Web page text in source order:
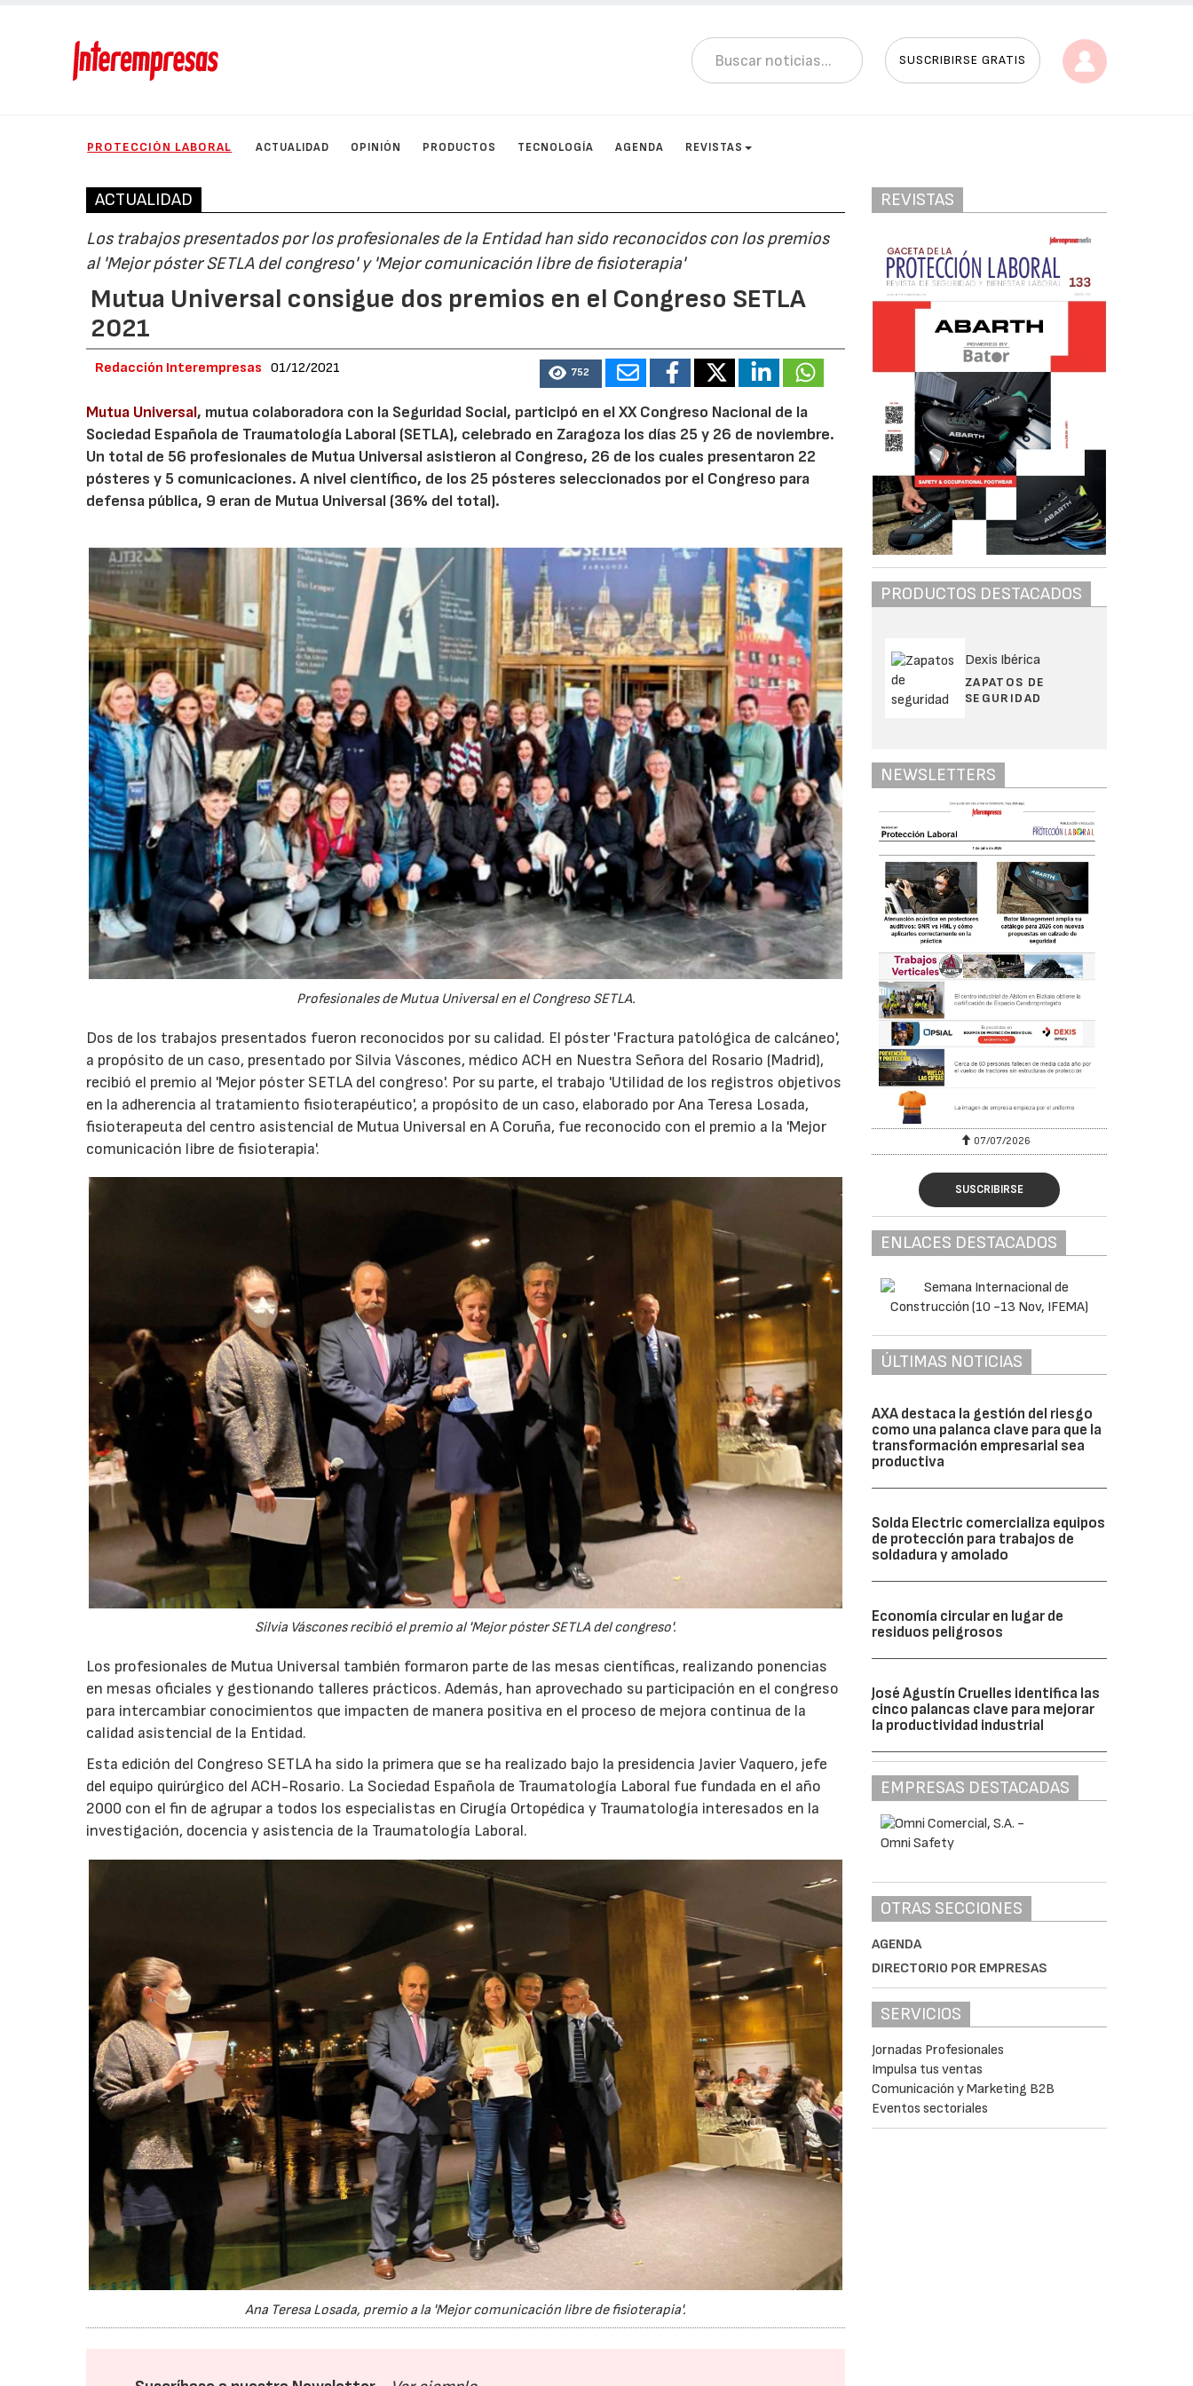
SUSCRIBIRSE GRATIS
PROTECCIÓN LABORAL ACTUALIDAD OPINIÓN PRODUCTOS TECNOLOGÍA AGENDA REVISTAS
ACTUALIDAD
Los trabajos presentados por los profesionales de la Entidad han sido reconocidos con los premios
al 'Mejor póster SETLA del congreso' y 'Mejor comunicación libre de fisioterapia'
Mutua Universal consigue dos premios en el Congreso SETLA
2021
Redacción Interempresas 01/12/2021 752
Mutua Universal, mutua colaboradora con la Seguridad Social, participó en el XX Congreso Nacional de la
Sociedad Española de Traumatología Laboral (SETLA), celebrado en Zaragoza los días 25 y 26 de noviembre.
Un total de 56 profesionales de Mutua Universal asistieron al Congreso, 26 de los cuales presentaron 22
pósteres y 5 comunicaciones. A nivel científico, de los 25 pósteres seleccionados por el Congreso para
defensa pública, 9 eran de Mutua Universal (36% del total).
Profesionales de Mutua Universal en el Congreso SETLA.
Dos de los trabajos presentados fueron reconocidos por su calidad. El póster 'Fractura patológica de calcáneo',
a propósito de un caso, presentado por Silvia Váscones, médico ACH en Nuestra Señora del Rosario (Madrid),
recibió el premio al 'Mejor póster SETLA del congreso'. Por su parte, el trabajo 'Utilidad de los registros objetivos
en la adherencia al tratamiento fisioterapéutico', a propósito de un caso, elaborado por Ana Teresa Losada,
fisioterapeuta del centro asistencial de Mutua Universal en A Coruña, fue reconocido con el premio a la 'Mejor
comunicación libre de fisioterapia'.
Silvia Váscones recibió el premio al 'Mejor póster SETLA del congreso'.
Los profesionales de Mutua Universal también formaron parte de las mesas científicas, realizando ponencias
en mesas oficiales y gestionando talleres prácticos. Además, han aprovechado su participación en el congreso
para intercambiar conocimientos que impacten de manera positiva en el proceso de mejora continua de la
calidad asistencial de la Entidad.
Esta edición del Congreso SETLA ha sido la primera que se ha realizado bajo la presidencia Javier Vaquero, jefe
del equipo quirúrgico del ACH-Rosario. La Sociedad Española de Traumatología Laboral fue fundada en el año
2000 con el fin de agrupar a todos los especialistas en Cirugía Ortopédica y Traumatología interesados en la
investigación, docencia y asistencia de la Traumatología Laboral.
Ana Teresa Losada, premio a la 'Mejor comunicación libre de fisioterapia'.
REVISTAS
PRODUCTOS DESTACADOS
Dexis Ibérica
ZAPATOS DE
SEGURIDAD
NEWSLETTERS
07/07/2026
SUSCRIBIRSE
ENLACES DESTACADOS
ÚLTIMAS NOTICIAS
AXA destaca la gestión del riesgo
como una palanca clave para que la
transformación empresarial sea
productiva
Solda Electric comercializa equipos
de protección para trabajos de
soldadura y amolado
Economía circular en lugar de
residuos peligrosos
José Agustín Cruelles identifica las
cinco palancas clave para mejorar
la productividad industrial
EMPRESAS DESTACADAS
OTRAS SECCIONES
AGENDA
DIRECTORIO POR EMPRESAS
SERVICIOS
Jornadas Profesionales
Impulsa tus ventas
Comunicación y Marketing B2B
Eventos sectoriales